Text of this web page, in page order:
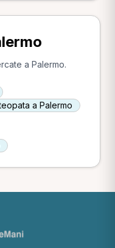
a Palermo.
a Palermo